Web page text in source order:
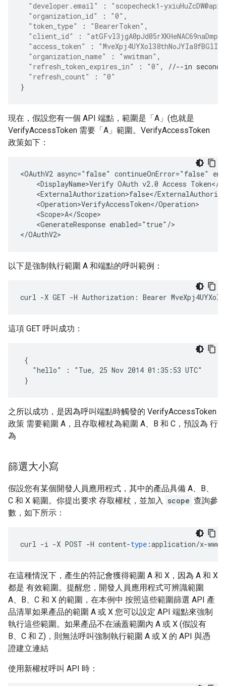
"developer.email"
:
"scopecheck1-
"organization_id"
: "0" ,
"token_type"
: "BearerToken" ,
"client_id"
:
"atGFvl3jgA0pJd05rXKHeNAC69naDmpW"
"access_token"
: "MveXpj4UYXol38thNoJYIa8fBGlI"
"organization_name"
: "wwitman" ,
"refresh_token_expires_in"
: "0" ,
//--in seconds
"refresh_count"
:
"0"
}
現在，假設您有一個 API 端點，範圍是「A」(也就是
VerifyAccessToken 需要「A」範圍。VerifyAccessToken
政策如下：
<OAuthV2 async="false" continueOnError="false"
<DisplayName>Verify OAuth v2.0 Access Token</
<ExternalAuthorization>false</
    <Operation>VerifyAccessToken</Operation>
    <Scope>A</Scope>
    <GenerateResponse enabled="true"/>
</OAuthV2>
以下是強制執行範圍 A 和端點的呼叫範例：
curl -X GET -H Authorization: Bearer
這項 GET 呼叫成功：
{
   "hello" : "Tue, 25 Nov 2014 01:35:53 UTC"
}
之所以成功，是因為呼叫端點時觸發的 VerifyAccessToken
政策 需要範圍 A，且存取權杖為範圍 A、B 和 C，預設為 行
為
篩選大小寫
假設您有某個開發人員應用程式，其中的產品具備 A、B、
C 和 X 範圍。你提出要求 存取權杖，並加入 scope 查詢參
數，如下所示：
curl -i -X POST -H content-type :application/x-www
在這種情況下，產生的符記會獲得範圍 A 和 X，因為 A 和 X
都是 有效範圍。提醒您，開發人員應用程式可辨識範圍
A、B、C 和 X 的範圍，在本例中 按照這些範圍篩選 API 產
品清單如果產品的範圍 A 或 X 您可以設定 API 端點來強制
執行這些範圍。如果產品不在涵蓋範圍內 A 或 X (假設有
B、C 和 Z)，則無法呼叫強制執行範圍 A 或 X 的 API 與憑
證建立連結
使用新權杖呼叫 API 時：